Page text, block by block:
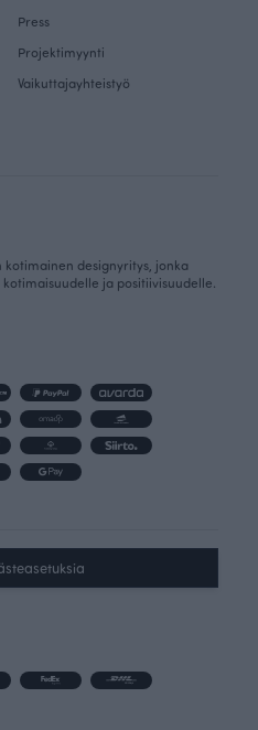
Press
Projektimyynti
Vaikuttajayhteistyö
kotimainen designyritys, jonka
ja positiivisuudelle.